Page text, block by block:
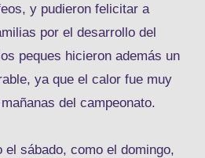
y pudieron felicitar a
por el desarrollo del
peques hicieron además un
ya que el calor fue muy
del campeonato.
el sábado, como el domingo,